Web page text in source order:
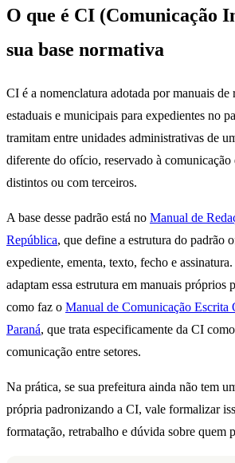
O que é CI (Comunicação
sua base normativa
CI é a nomenclatura adotada por manuais de
estaduais e municipais para expedientes no
tramitam entre unidades administrativas de
diferente do ofício, reservado à comunicação
distintos ou com terceiros.
A base desse padrão está no Manual de
República, que define a estrutura do padrão
expediente, ementa, texto, fecho e
adaptam essa estrutura em manuais
como faz o Manual de Comunicação Escrita
Paraná, que trata especificamente da CI
comunicação entre setores.
Na prática, se sua prefeitura ainda não tem
própria padronizando a CI, vale formalizar
formatação, retrabalho e dúvida sobre quem